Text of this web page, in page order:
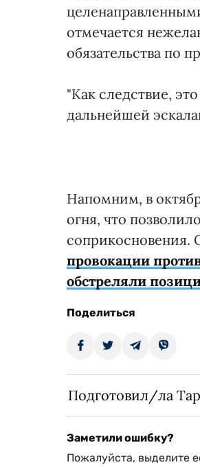
отмечается
обязательства по
"Как следствие,
дальнейшей
Напомним, в
огня, что
соприкосновения.
провокации
обстреляли
Поделиться
Подготовил/ла
Заметили ошибку?
Пожалуйста, выделите